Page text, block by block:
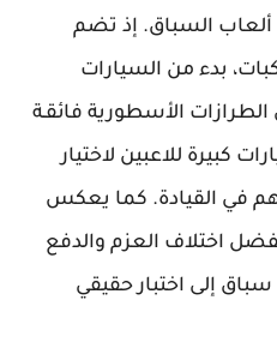
ألعاب السباق. إذ تضم
بدء من السيارات
الأسطورية فائقـة
كبيرة للاعبين لاختيار
في القيادة. كما يعكس
اختلاف العزم والدفع
إلى اختبار حقيقي